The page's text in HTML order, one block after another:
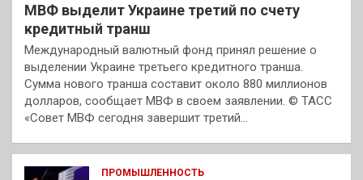
МВФ выделит Украине третий по счету
кредитный транш
Международный валютный фонд принял решение о
выделении Украине третьего кредитного транша.
Сумма нового транша составит около 880 миллионов
долларов, сообщает МВФ в своем заявлении. © ТАСС
«Совет МВФ сегодня завершит третий…
ПРОМЫШЛЕННОСТЬ